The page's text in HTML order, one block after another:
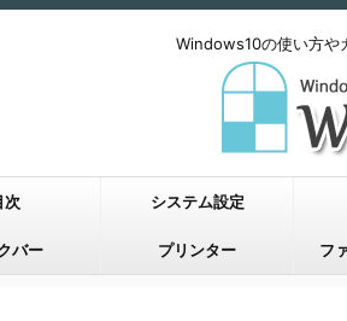
Windows10の使い方や
次 システム設定
バー プリンター フ